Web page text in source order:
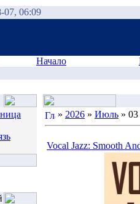
07, 06:09
Начало
» 2026 » Июль » 03
Vocal Jazz: Smooth